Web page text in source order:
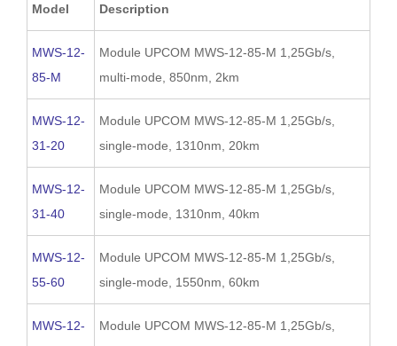
Model Description
MWS-12-
85-M
Module UPCOM MWS-12-85-M 1,25Gb/s,
multi-mode, 850nm, 2km
MWS-12-
31-20
Module UPCOM MWS-12-85-M 1,25Gb/s,
single-mode, 1310nm, 20km
MWS-12-
31-40
Module UPCOM MWS-12-85-M 1,25Gb/s,
single-mode, 1310nm, 40km
MWS-12-
55-60
Module UPCOM MWS-12-85-M 1,25Gb/s,
single-mode, 1550nm, 60km
MWS-12-
Module UPCOM MWS-12-85-M 1,25Gb/s,